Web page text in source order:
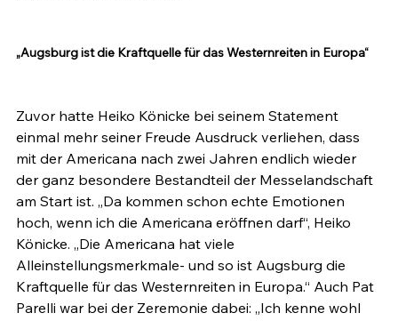
„Augsburg ist die Kraftquelle für das Westernreiten in Europa“
Zuvor hatte Heiko Könicke bei seinem Statement
einmal mehr seiner Freude Ausdruck verliehen, dass
mit der Americana nach zwei Jahren endlich wieder
der ganz besondere Bestandteil der Messelandschaft
am Start ist. „Da kommen schon echte Emotionen
hoch, wenn ich die Americana eröffnen darf“, Heiko
Könicke. „Die Americana hat viele
Alleinstellungsmerkmale- und so ist Augsburg die
Kraftquelle für das Westernreiten in Europa.“ Auch Pat
Parelli war bei der Zeremonie dabei: „Ich kenne wohl